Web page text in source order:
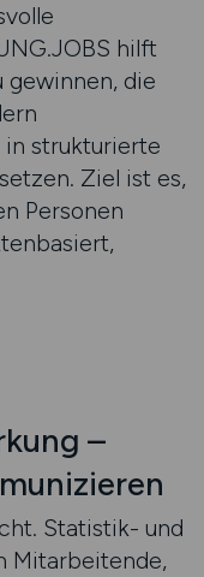
hilft
gewinnen, die
strukturierte
Ziel ist es,
Personen
–
Statistik- und
Mitarbeitende,